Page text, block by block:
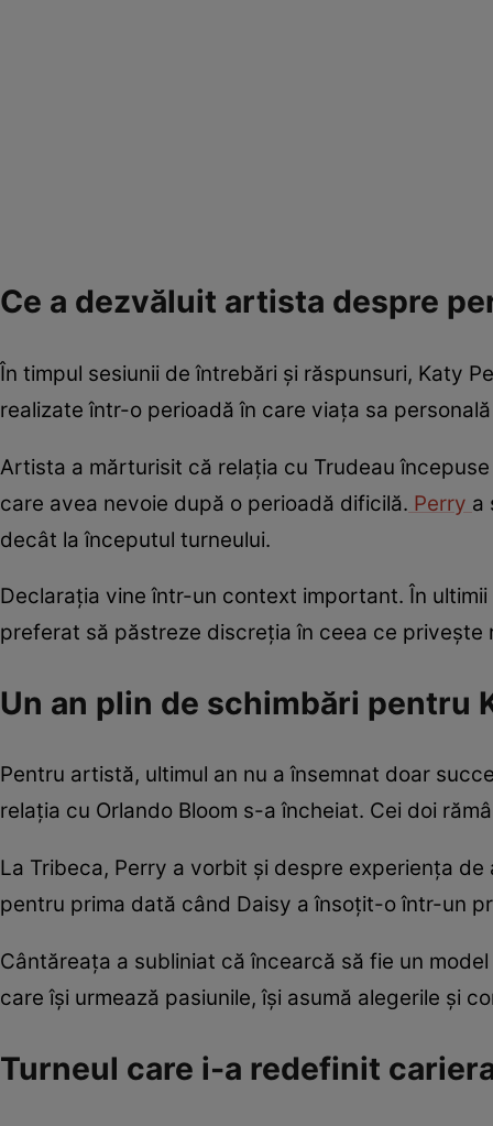
Ce a dezvăluit artista despre
În timpul sesiunii de întrebări și răspunsuri, Katy
realizate într-o perioadă în care viața sa
Artista a mărturisit că relația cu Trudeau
care avea nevoie după o perioadă dificilă. Perry a
decât la începutul turneului.
Declarația vine într-un context important. În
preferat să păstreze discreția în ceea ce privește
Un an plin de schimbări pentru
Pentru artistă, ultimul an nu a însemnat doar
relația cu Orlando Bloom s-a încheiat. Cei doi
La Tribeca, Perry a vorbit și despre experiența
pentru prima dată când Daisy a însoțit-o într-un
Cântăreața a subliniat că încearcă să fie un
care își urmează pasiunile, își asumă alegerile și
Turneul care i-a redefinit